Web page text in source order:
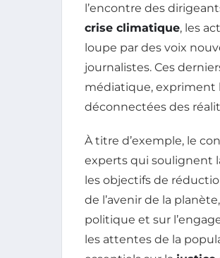
l’encontre des
crise climatique, les
loupe par des voix
journalistes. Ces
médiatique, expriment
déconnectées des
À titre d’exemple, le
experts qui soulignent
les objectifs de
de l’avenir de la
politique et sur
les attentes de la